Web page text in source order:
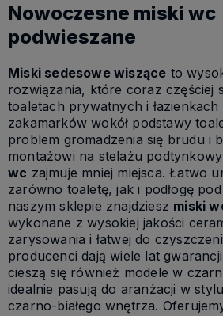
Nowoczesne miski wc
podwieszane
Miski sedesowe wiszące to
rozwiązania, które coraz częściej
toaletach prywatnych i
zakamarków wokół podstawy
problem gromadzenia się brudu i
montażowi na stelażu
wc zajmuje mniej miejsca. Łatwo
zarówno toaletę, jak i podłogę
naszym sklepie znajdziesz miski
wykonane z wysokiej jakości
zarysowania i łatwej do
producenci dają wiele lat
cieszą się również modele w
idealnie pasują do aranżacji w
czarno-białego wnętrza.